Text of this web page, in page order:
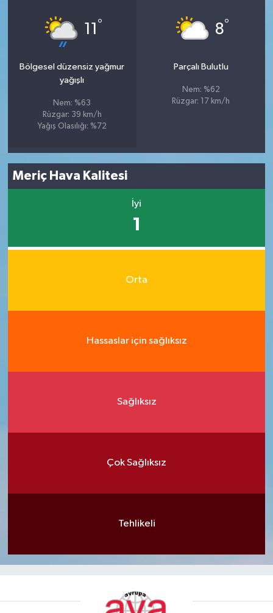
11 °
Bölgesel düzensiz yağmur
yağışlı
Nem: %63
Rüzgar: 39 km/h
Yağış Olasılığı: %72
8°
Parçalı Bulutlu
Nem: %62
Rüzgar: 17 km/h
Meriç Hava Kalitesi
İyi
1
Orta
Hassaslar için sağlıksız
Sağlıksız
Çok Sağlıksız
Tehlikeli